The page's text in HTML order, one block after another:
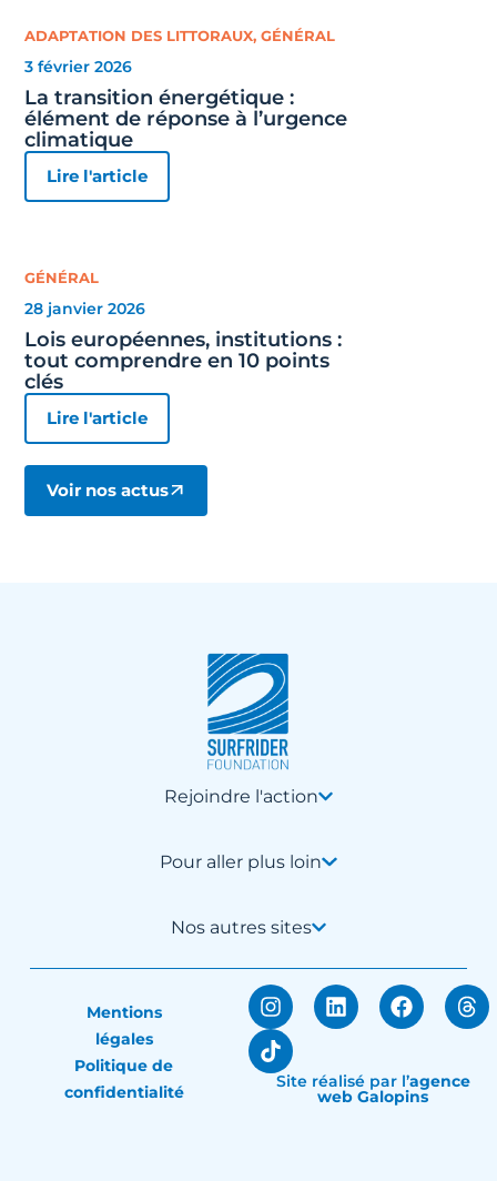
ADAPTATION DES LITTORAUX,GÉNÉRAL
3 février 2026
La transition énergétique :
élément de réponse à l’urgence
climatique
Lire l'article
GÉNÉRAL
28 janvier 2026
Lois européennes, institutions :
tout comprendre en 10 points
clés
Lire l'article
Voir nos actus
Rejoindre l'action
Pour aller plus loin
Nos autres sites
Mentions
légales
Politique de
confidentialité
Site réalisé par l’agence
web Galopins